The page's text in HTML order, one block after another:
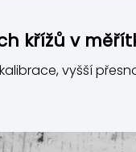
křížů v
vyšší